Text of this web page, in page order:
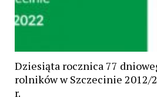
Dziesiąta rocznica 77
rolników w Szczecinie 2012/
r.